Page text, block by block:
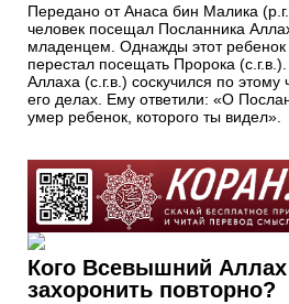
Передано от Анаса бин Малика
человек посещал Посланника
младенцем. Однажды этот ребенок
перестал посещать Пророка
Аллаха (с.г.в.) соскучился по этому
его делах. Ему ответили: «О
умер ребенок, которого ты видел».
Кого Всевышний
захоронить повторно?